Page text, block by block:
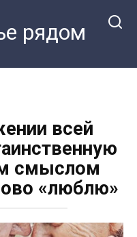
рядом
всей
смыслом
«люблю»